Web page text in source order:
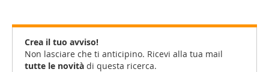
Crea il tuo avviso!
Non lasciare che ti anticipino. Ricevi alla tua mail
tutte le novità di questa ricerca.